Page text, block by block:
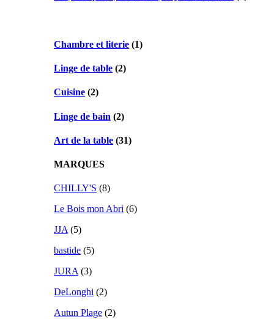
Chambre et literie (1)
Linge de table (2)
Cuisine (2)
Linge de bain (2)
Art de la table (31)
MARQUES
CHILLY'S (8)
Le Bois mon Abri (6)
JJA(5)
bastide (5)
JURA(3)
DeLonghi (2)
Autun Plage (2)